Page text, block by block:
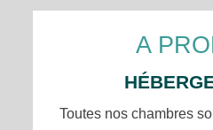
A
Toutes nos chambres